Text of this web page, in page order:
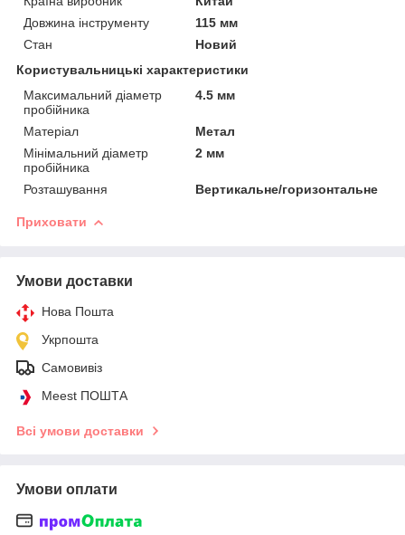
Довжина інструменту
115 мм
Стан
Новий
Користувальницькі характеристики
Максимальний діаметр
пробійника
4.5 мм
Матеріал
Метал
Мінімальний діаметр
пробійника
2 мм
Розташування Вертикальне/горизонтальне
Приховати
Умови доставки
Нова Пошта
Укрпошта
Самовивіз
Meest ПОШТА
Всі умови доставки
Умови оплати